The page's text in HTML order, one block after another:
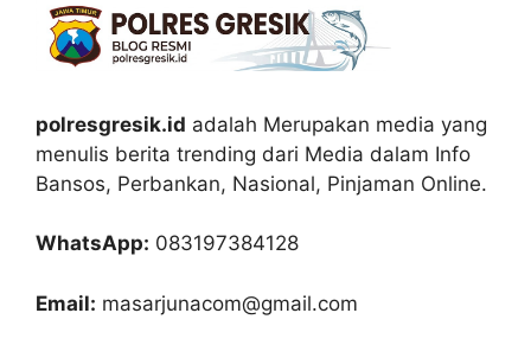
polresgresik.id adalah Merupakan media yang
menulis berita trending dari Media dalam Info
Bansos, Perbankan, Nasional, Pinjaman Online.
WhatsApp: 083197384128
Email: masarjunacom@gmail.com